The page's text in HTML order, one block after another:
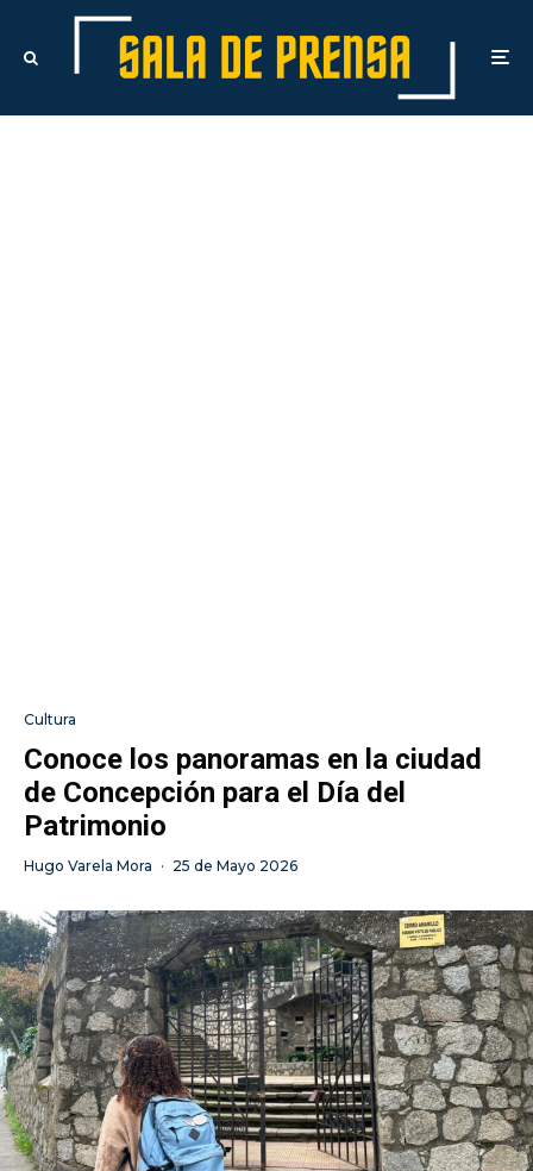
Cultura
Conoce los panoramas en la ciudad
de Concepción para el Día del
Patrimonio
Hugo Varela Mora · 25 de Mayo 2026